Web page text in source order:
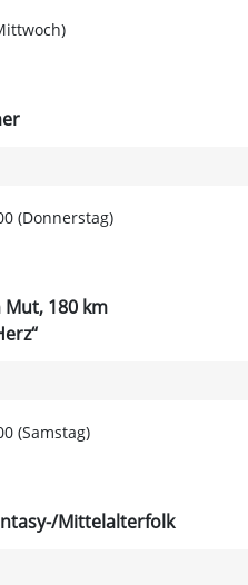
(Donnerstag)
Mut, 180 km
(Samstag)
Mittelalterfolk